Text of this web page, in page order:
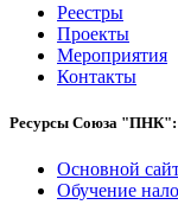
Реестры
Проекты
Мероприятия
Контакты
Ресурсы Союза "ПНК":
Основной
Обучение